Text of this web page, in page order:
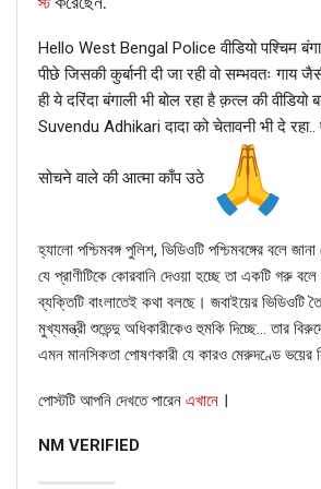
We extracted the keyframes of the
through Reverse Image Search along
keywords such as ‘PM Modi’, ‘Mamata
Bengal’, ‘Cyclone Amphan’, etc. The
same video which was uploaded on
page of ‘Akashvani Sangbad Kolkata’.
Hello West Bengal Police वीडियो पश्चिम
पीछे जिसकी कुर्बानी दी जा रही वो सम्भवतः गाय
ही ये दरिंदा बंगाली भी बोल रहा है क़त्ल की
Suvendu Adhikari दादा को चेतावनी भी दे
सोचने वाले की आत्मा काँप उठे
হ্যালো পশ্চিমবঙ্গ পুলিশ, ভিডিওটি পশ্চিমবঙ্গের বলে
যে প্রাণীটিকে কোরবানি দেওয়া হচ্ছে তা একটি গরু
ব্যক্তিটি বাংলাতেই কথা বলছে। জবাইয়ের ভিডিওটি
মুখ্যমন্ত্রী শুভেন্দু অধিকারীকেও হুমকি দিচ্ছে… তার
এমন মানসিকতা পোষণকারী যে কারও মেরুদণ্ডে ভয়ের
পোস্টটি আপনি দেখতে পারেন এখানে ।
NM VERIFIED